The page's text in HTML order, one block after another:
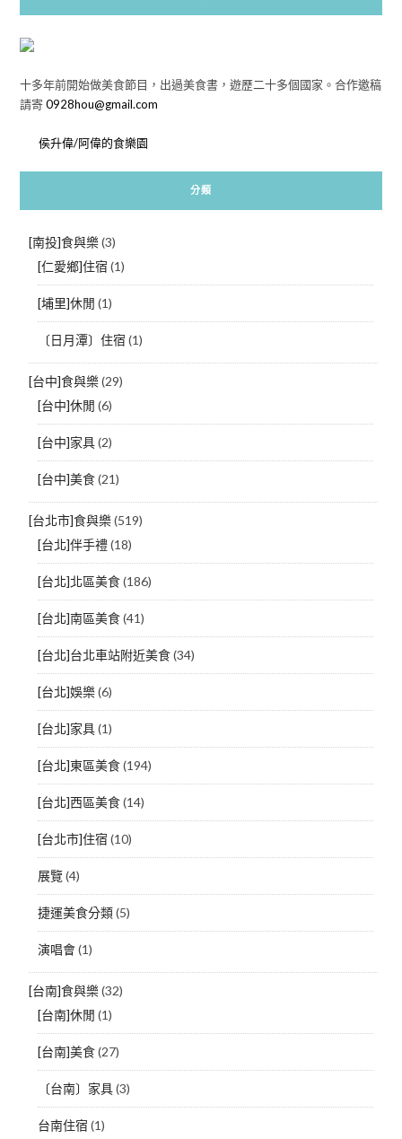
十多年前開始做美食節目，出過美食書，遊歷二十多個國家。合作邀稿
請寄0928hou@gmail.com
侯升偉/阿偉的食樂園
分類
[南投]食與樂(3)
[仁愛鄉]住宿 (1)
[埔里]休閒 (1)
〔日月潭〕住宿 (1)
[台中]食與樂(29)
[台中]休閒 (6)
[台中]家具(2)
[台中]美食(21)
[台北市]食與樂(519)
[台北]伴手禮(18)
[台北]北區美食(186)
[台北]南區美食(41)
[台北]台北車站附近美食(34)
[台北]娛樂(6)
[台北]家具(1)
[台北]東區美食(194)
[台北]西區美食(14)
[台北市]住宿 (10)
展覽(4)
捷運美食分類(5)
演唱會(1)
[台南]食與樂(32)
[台南]休閒 (1)
[台南]美食(27)
〔台南〕家具(3)
台南住宿 (1)